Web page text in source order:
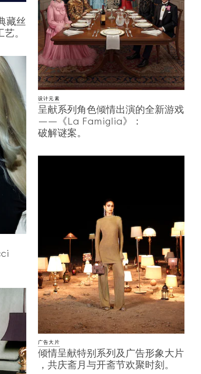
藏丝
。
设计元素
呈献系列角色倾情出演的全新游戏
——《La Famiglia》：
破解谜案。
广告大片
倾情呈献特别系列及广告形象大片
，共庆斋月与开斋节欢聚时刻。